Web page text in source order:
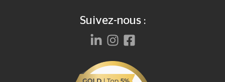
Suivez-nous :